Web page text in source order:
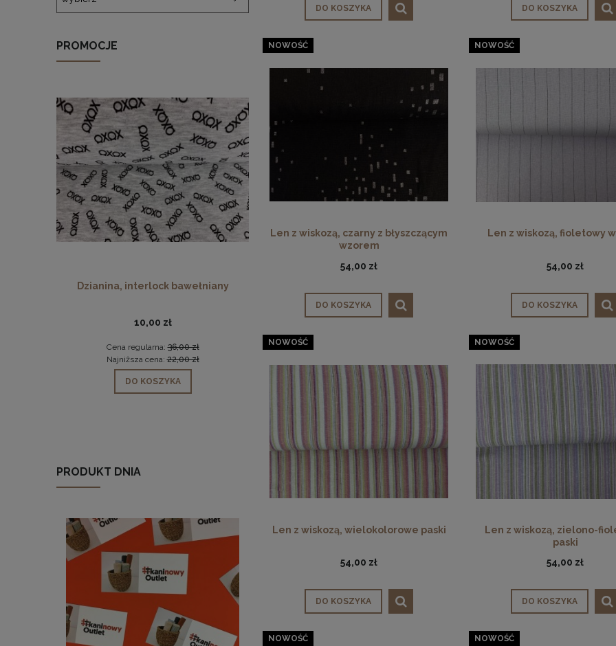
PROMOCJE
Dzianina, interlock bawełniany
10,00 zł
Cena regularna:36,00 zł
Najniższa cena:22,00 zł
DO KOSZYKA
Cena regularna:
DO KOSZYKA
Cena regularna:
PRODUKT DNIA
DO KOSZYKA DO KOSZYKA
Len z wiskozą, czarny z błyszczącym
wzorem
54,00 zł
DO KOSZYKA
NOWOŚĆ
Len z wiskozą, fioletowy
54,00 zł
DO KOSZYKA
NOWOŚĆ
Len z wiskozą, wielokolorowe paski
54,00 zł
DO KOSZYKA
NOWOŚĆ
Len z wiskozą, zielono-
paski
54,00 zł
DO KOSZYKA
NOWOŚĆ
NOWOŚĆ NOWOŚĆ